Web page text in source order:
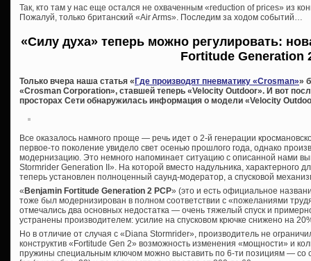
Так, кто там у нас еще остался не охваченным «reduction of prices» из
Пожалуй, только британский «Air Arms». Последим за ходом событий…
«Силу духа» теперь можно регулировать:
Fortitude Generation
Только вчера наша статья « Где производят пневматику «Crosman»»
«Crosman Corporation», ставшей теперь «Velocity Outdoor». И вот
просторах Сети обнаружилась информация о модели «Velocity
Все оказалось намного проще — речь идет о 2-й генерации
первое-то поколение увидело свет осенью прошлого года, однако
модернизацию. Это немного напоминает ситуацию с описанной нами
Stormrider Generation II». На которой вместо надульника, характерного
теперь установлен полноценный саунд-модератор, а спусковой
« Benjamin Fortitude Generation 2 PCP» (это и есть официальное
тоже был модернизирован в полном соответствии с «пожеланиями
отмечались два основных недостатка — очень тяжелый спуск и
устранены производителем: усилие на спусковом крючке снижено на
Но в отличие от случая с «Diana Stormrider», производитель не
конструктив «Fortitude Gen 2» возможность изменения «мощности» и
пружины специальным ключом можно выставить по 6-ти позициям — со